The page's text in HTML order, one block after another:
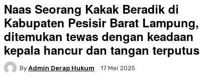
Naas Seorang Kakak Beradik di
Kabupaten Pesisir Barat Lampung,
ditemukan tewas dengan keadaan
kepala hancur dan tangan terputus
By Admin Derap Hukum 17 Mei 2025